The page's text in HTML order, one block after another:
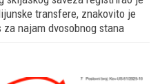
transfere, znakovito je
najam dvosobnog stana